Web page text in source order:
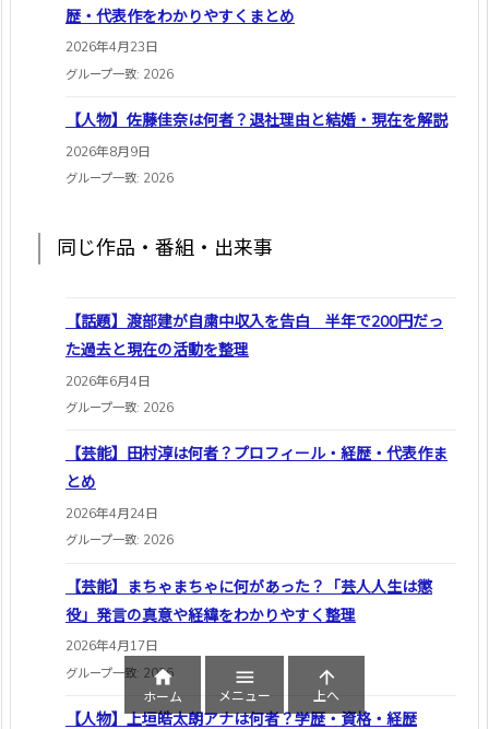
歴・代表作をわかりやすくまとめ
2026年4月23日
グループ一致: 2026
【人物】佐藤佳奈は何者？退社理由と結婚・現在を解説
2026年8月9日
グループ一致: 2026
同じ作品・番組・出来事
【話題】渡部建が自粛中収入を告白 半年で200円だっ
た過去と現在の活動を整理
2026年6月4日
グループ一致: 2026
【芸能】田村淳は何者？プロフィール・経歴・代表作ま
とめ
2026年4月24日
グループ一致: 2026
【芸能】まちゃまちゃに何があった？「芸人人生は懲
役」発言の真意や経緯をわかりやすく整理
2026年4月17日
グループ一致: 2026
【人物】上垣皓太朗アナは何者？学歴・資格・経歴

ホーム

メニュー

上へ